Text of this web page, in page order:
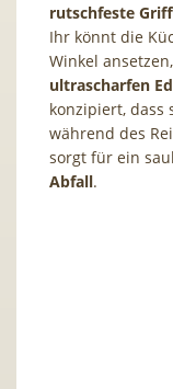
rutschfeste Griff
Ihr könnt die
Winkel
ultrascharfen
konzipiert, dass
während des
sorgt für ein
Abfall.